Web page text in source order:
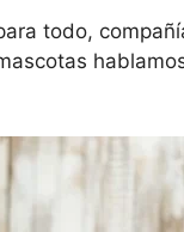
todo,